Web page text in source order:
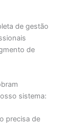
de gestão
de
sistema:
precisa de